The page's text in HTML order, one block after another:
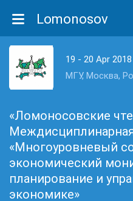
Lomonosov
19 - 20 Apr 2018
МГУ, Москва,
«Ломоносовские
«Многоуровневый
экономический
планирование и
экономике»